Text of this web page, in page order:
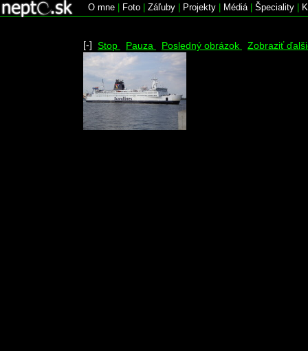
O mne Foto Záľuby Projekty Médiá| Špeciality
[-] Stop Pauza Posledný obrázok Zobraziť